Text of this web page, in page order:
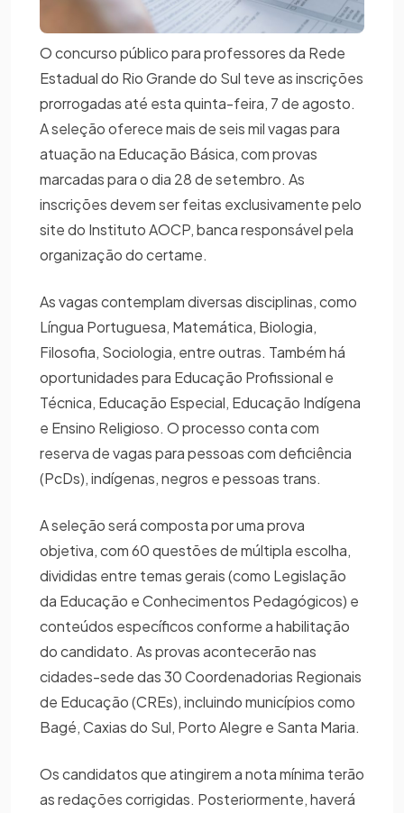
O concurso público para professores da Rede
Estadual do Rio Grande do Sul teve as inscrições
prorrogadas até esta quinta-feira, 7 de agosto.
A seleção oferece mais de seis mil vagas para
atuação na Educação Básica, com provas
marcadas para o dia 28 de setembro. As
inscrições devem ser feitas exclusivamente pelo
site do Instituto AOCP, banca responsável pela
organização do certame.
As vagas contemplam diversas disciplinas, como
Língua Portuguesa, Matemática, Biologia,
Filosofia, Sociologia, entre outras. Também há
oportunidades para Educação Profissional e
Técnica, Educação Especial, Educação Indígena
e Ensino Religioso. O processo conta com
reserva de vagas para pessoas com deficiência
(PcDs), indígenas, negros e pessoas trans.
A seleção será composta por uma prova
objetiva, com 60 questões de múltipla escolha,
divididas entre temas gerais (como Legislação
da Educação e Conhecimentos Pedagógicos) e
conteúdos específicos conforme a habilitação
do candidato. As provas acontecerão nas
cidades-sede das 30 Coordenadorias Regionais
de Educação (CREs), incluindo municípios como
Bagé, Caxias do Sul, Porto Alegre e Santa Maria.
Os candidatos que atingirem a nota mínima terão
as redações corrigidas. Posteriormente, haverá